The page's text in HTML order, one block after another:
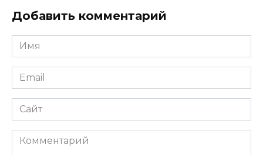
Добавить комментарий
Имя
*
Email
*
Сайт
Комментарий